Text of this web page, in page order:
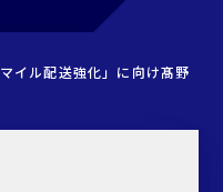
イル配送強化」に向け髙野